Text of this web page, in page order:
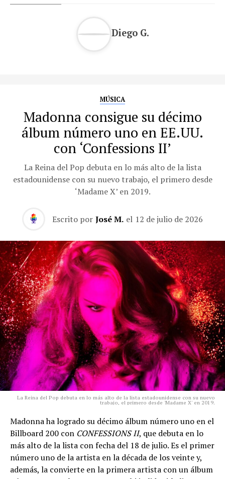
Diego G.
MÚSICA
Madonna consigue su décimo
álbum número uno en EE.UU.
con ‘Confessions II’
La Reina del Pop debuta en lo más alto de la lista
estadounidense con su nuevo trabajo, el primero desde
‘Madame X’ en 2019.
Escrito por José M. el 12 de julio de 2026
La Reina del Pop debuta en lo más alto de la lista estadounidense con su nuevo
trabajo, el primero desde 'Madame X' en 2019.
Madonna ha logrado su décimo álbum número uno en el
Billboard 200 con CONFESSIONS II, que debuta en lo
más alto de la lista con fecha del 18 de julio. Es el primer
número uno de la artista en la década de los veinte y,
además, la convierte en la primera artista con un álbum